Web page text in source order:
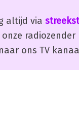
altijd via
radiozender
naar ons TV